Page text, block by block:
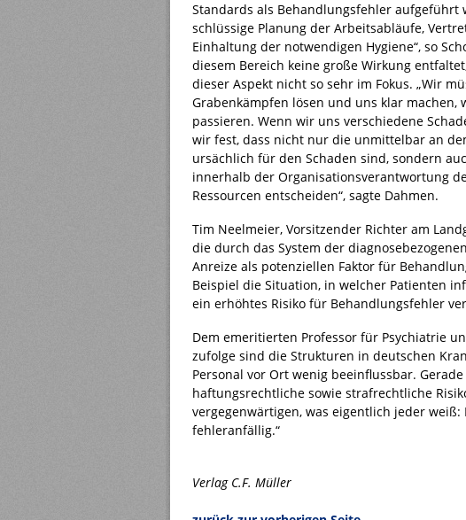
Standards als Behandlungsfehler aufgeführt
schlüssige Planung der Arbeitsabläufe,
Einhaltung der notwendigen Hygiene“, so
diesem Bereich keine große Wirkung
dieser Aspekt nicht so sehr im Fokus. „Wir
Grabenkämpfen lösen und uns klar machen,
passieren. Wenn wir uns verschiedene
wir fest, dass nicht nur die unmittelbar an
ursächlich für den Schaden sind, sondern
innerhalb der Organisationsverantwortung
Ressourcen entscheiden“, sagte Dahmen.
Tim Neelmeier, Vorsitzender Richter am
die durch das System der
Anreize als potenziellen Faktor für
Beispiel die Situation, in welcher Patienten
ein erhöhtes Risiko für Behandlungsfehler
Dem emeritierten Professor für Psychiatrie
zufolge sind die Strukturen in deutschen
Personal vor Ort wenig beeinflussbar.
haftungsrechtliche sowie strafrechtliche
vergegenwärtigen, was eigentlich jeder weiß:
fehleranfällig.“
Verlag C.F. Müller